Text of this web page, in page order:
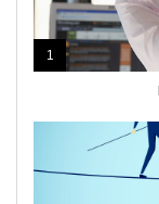
1